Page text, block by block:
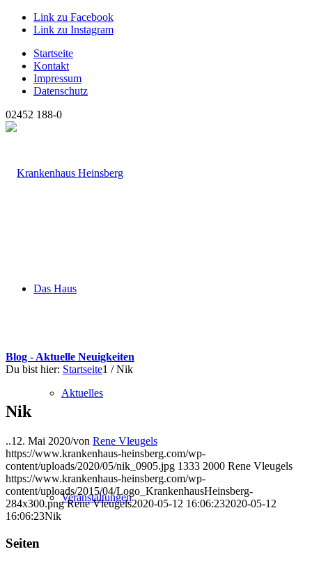
Link zu Facebook
Link zu Instagram
Startseite
Kontakt
Impressum
Datenschutz
02452 188-0
Das Haus
Aktuelles
Veranstaltungen
Blog - Aktuelle Neuigkeiten
Du bist hier: Startseite1 / Nik
Nik
..12. Mai 2020/von Rene Vleugels
https://www.krankenhaus-heinsberg.com/wp-
content/uploads/2020/05/nik_0905.jpg 1333 2000 Rene Vleugels
https://www.krankenhaus-heinsberg.com/wp-
content/uploads/2015/04/Logo_KrankenhausHeinsberg-
284x300.png Rene Vleugels2020-05-12 16:06:232020-05-12
16:06:23Nik
Seiten